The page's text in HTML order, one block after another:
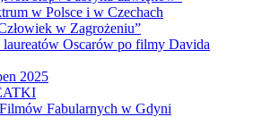
w Polsce i w Czechach
w Zagrożeniu”
Oscarów po filmy Davida
2025
Fabularnych w Gdyni